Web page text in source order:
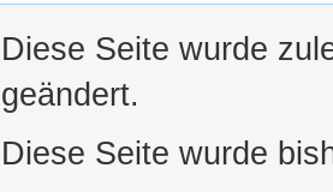
Diese Seite wurde
geändert.
Diese Seite wurde